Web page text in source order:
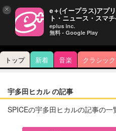
トップ 新着 音楽 クラシック
宇多田ヒカル の記事
SPICEの宇多田ヒカルの記事の一
× e＋(イープラス)アプ
ト・ニュース・スマ
eplus inc.
無料 - Google Play